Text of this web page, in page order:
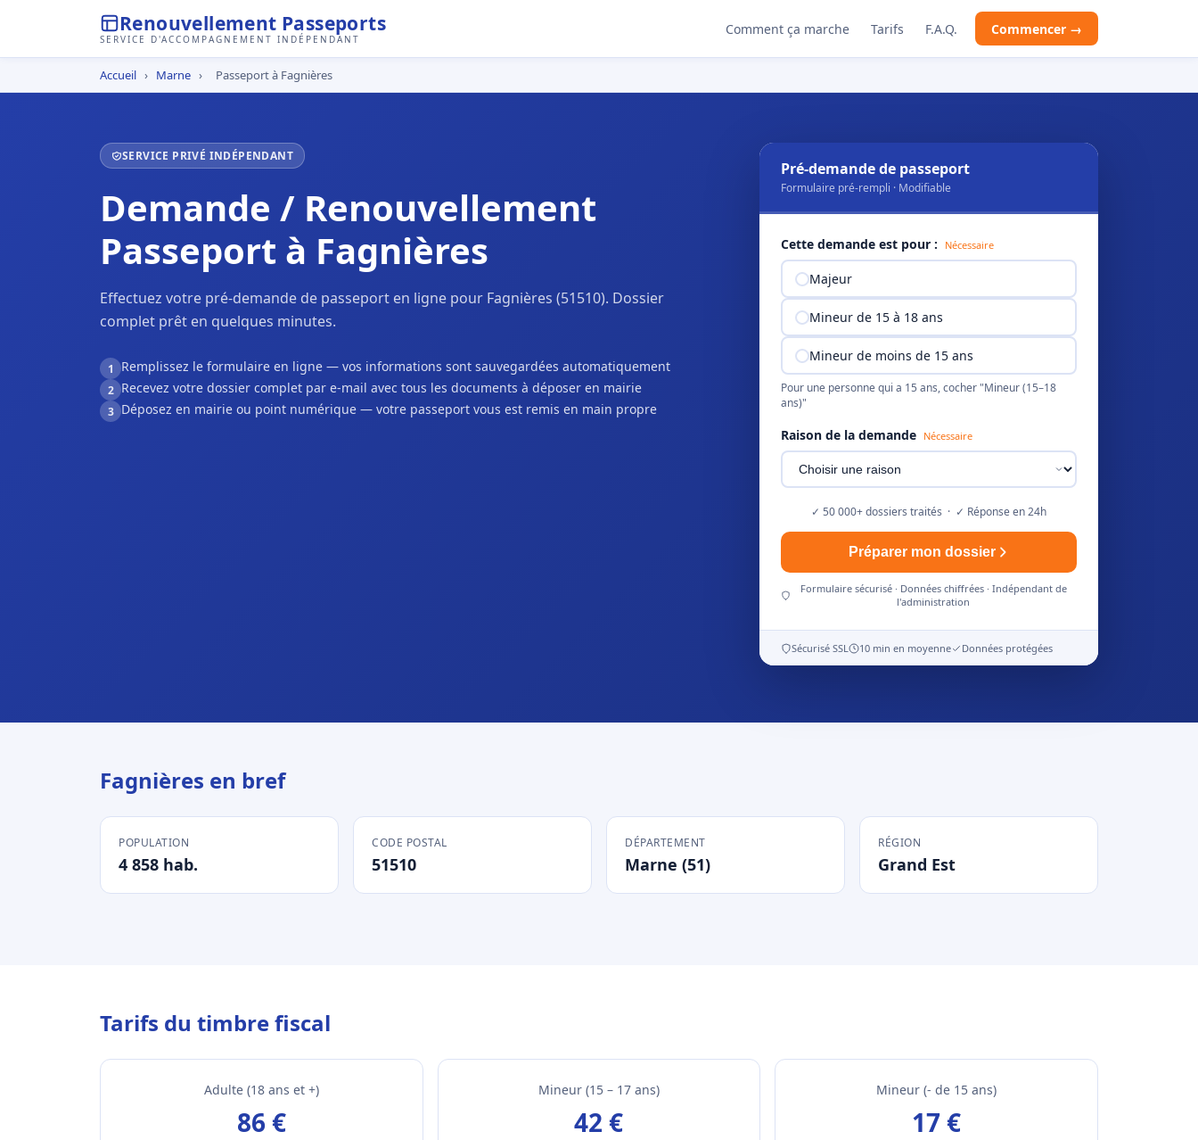
Renouvellement Passeports
SERVICE D'ACCOMPAGNEMENT INDÉPENDANT
Comment ça marche Tarifs F.A.Q. Commencer →
Accueil › Marne › Passeport à Fagnières
SERVICE PRIVÉ INDÉPENDANT
Demande / Renouvellement
Passeport à Fagnières
Effectuez votre pré-demande de passeport en ligne pour Fagnières (51510). Dossier
complet prêt en quelques minutes.
1 Remplissez le formulaire en ligne — vos informations sont sauvegardées automatiquement
2 Recevez votre dossier complet par e-mail avec tous les documents à déposer en mairie
3 Déposez en mairie ou point numérique — votre passeport vous est remis en main propre
Pré-demande de passeport
Formulaire pré-rempli · Modifiable
Cette demande est pour : Nécessaire
Majeur
Mineur de 15 à 18 ans
Mineur de moins de 15 ans
Pour une personne qui a 15 ans, cocher "Mineur (15–18
ans)"
Raison de la demande Nécessaire
✓ 50 000+ dossiers traités · ✓ Réponse en 24h
Préparer mon dossier
Formulaire sécurisé · Données chiffrées · Indépendant de
l'administration
Sécurisé SSL 10 min en moyenne Données protégées
Fagnières en bref
POPULATION
4 858 hab.
CODE POSTAL
51510
DÉPARTEMENT
Marne (51)
RÉGION
Grand Est
Tarifs du timbre fiscal
Adulte (18 ans et +)
86 €
Mineur (15 – 17 ans)
42 €
Mineur (- de 15 ans)
17 €